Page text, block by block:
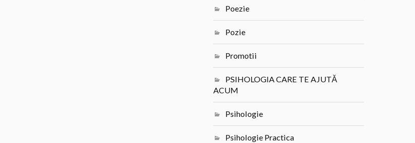
Poezie
Pozie
Promotii
PSIHOLOGIA CARE TE AJUTĂ
ACUM
Psihologie
Psihologie Practica